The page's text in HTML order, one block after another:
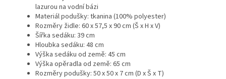
lazurou na vodní bázi
Materiál podušky: tkanina (100% polyester)
Rozměry židle: 60 x 57,5 x 90 cm (Š x H x V)
Šířka sedáku: 39 cm
Hloubka sedáku: 48 cm
Výška sedáku od země: 45 cm
Výška opěradla od země: 65 cm
Rozměry podušky: 50 x 50 x 7 cm (D x Š x T)